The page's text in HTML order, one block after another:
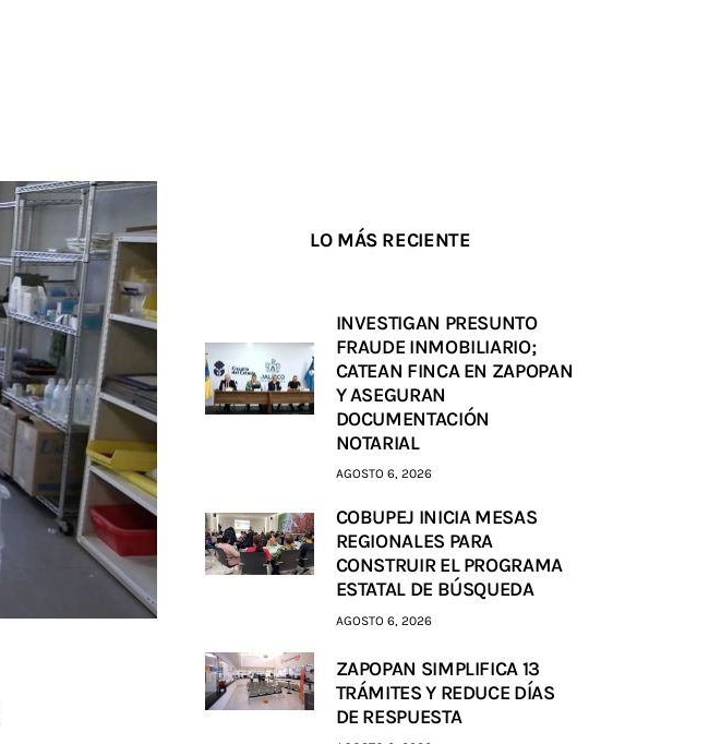
LO MÁS RECIENTE
INVESTIGAN PRESUNTO
FRAUDE INMOBILIARIO;
CATEAN FINCA EN ZAPOPAN
Y ASEGURAN
DOCUMENTACIÓN
NOTARIAL
AGOSTO 6, 2026
COBUPEJ INICIA MESAS
REGIONALES PARA
CONSTRUIR EL PROGRAMA
ESTATAL DE BÚSQUEDA
AGOSTO 6, 2026
ZAPOPAN SIMPLIFICA 13
TRÁMITES Y REDUCE DÍAS
DE RESPUESTA